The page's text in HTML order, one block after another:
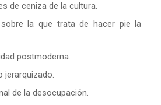
de ceniza de la cultura.
la que trata de hacer pie la
postmoderna.
jerarquizado.
de la desocupación.